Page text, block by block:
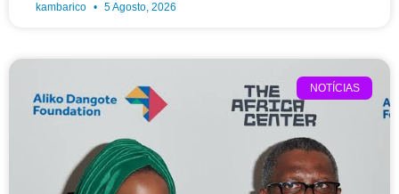
kambarico 5 Agosto, 2026
NOTÍCIAS